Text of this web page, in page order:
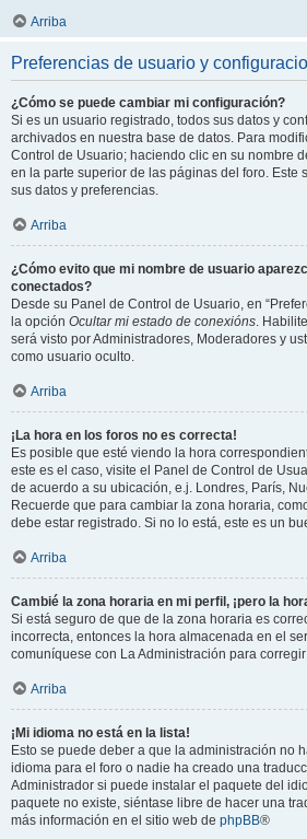
Arriba
Preferencias de usuario y
¿Cómo se puede cambiar mi configuración?
Si es un usuario registrado, todos sus datos y
archivados en nuestra base de datos. Para
Control de Usuario; haciendo clic en su nombre
en la parte superior de las páginas del foro. Este
sus datos y preferencias.
Arriba
¿Cómo evito que mi nombre de usuario
conectados?
Desde su Panel de Control de Usuario, en
la opción Ocultar mi estado de conexións.
será visto por Administradores, Moderadores y
como usuario oculto.
Arriba
¡La hora en los foros no es correcta!
Es posible que esté viendo la hora
este es el caso, visite el Panel de Control de
de acuerdo a su ubicación, e.j. Londres, París,
Recuerde que para cambiar la zona horaria,
debe estar registrado. Si no lo está, este es un
Arriba
Cambié la zona horaria en mi perfil, ¡pero la
Si está seguro de que de la zona horaria es
incorrecta, entonces la hora almacenada en el
comuníquese con La Administración para
Arriba
¡Mi idioma no está en la lista!
Esto se puede deber a que la administración no
idioma para el foro o nadie ha creado una
Administrador si puede instalar el paquete del
paquete no existe, siéntase libre de hacer una
más información en el sitio web de phpBB®